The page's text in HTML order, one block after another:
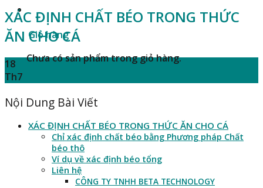
Giỏ hàng
Chưa có sản phẩm trong giỏ hàng.
XÁC ĐỊNH CHẤT BÉO TRONG THỨC
ĂN CHO CÁ
18
Th7
Nội Dung Bài Viết
XÁC ĐỊNH CHẤT BÉO TRONG THỨC ĂN CHO CÁ
Chỉ xác định chất béo bằng Phương pháp Chất
béo thô
Ví dụ về xác định béo tổng
Liên hệ
CÔNG TY TNHH BETA TECHNOLOGY